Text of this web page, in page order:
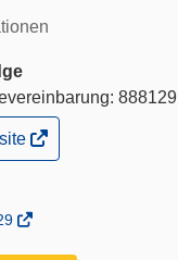
888129